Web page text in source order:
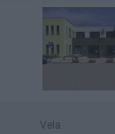
Vela